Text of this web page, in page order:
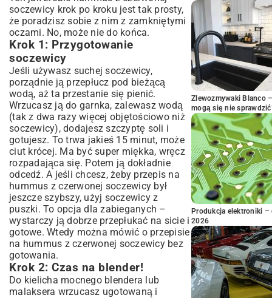
soczewicy krok po kroku jest tak prosty,
że poradzisz sobie z nim z zamkniętymi
oczami. No, może nie do końca.
Krok 1: Przygotowanie
soczewicy
Jeśli używasz suchej soczewicy,
porządnie ją przepłucz pod bieżącą
wodą, aż ta przestanie się pienić.
Wrzucasz ją do garnka, zalewasz wodą
(tak z dwa razy więcej objętościowo niż
soczewicy), dodajesz szczyptę soli i
gotujesz. To trwa jakieś 15 minut, może
ciut krócej. Ma być super miękka, wręcz
rozpadająca się. Potem ją dokładnie
odcedź. A jeśli chcesz, żeby przepis na
hummus z czerwonej soczewicy był
jeszcze szybszy, użyj soczewicy z
puszki. To opcja dla zabieganych –
wystarczy ją dobrze przepłukać na sicie i
gotowe. Wtedy można mówić o przepisie
na hummus z czerwonej soczewicy bez
gotowania.
Krok 2: Czas na blender!
Do kielicha mocnego blendera lub
malaksera wrzucasz ugotowaną i
Zlewozmywaki Blanco
mogą się nie
Produkcja elektroniki –
2026